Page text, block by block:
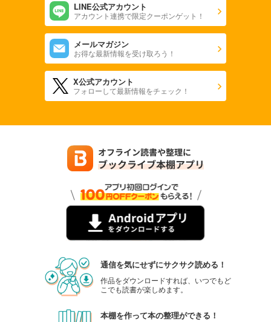
LINE公式アカウント
アカウント連携で限定クーポンゲット！
メールマガジン
お得な最新情報を受け取ろう！
X公式アカウント
フォローして最新情報をチェック！
通信を気にせずにサクサク読める！
作品をダウンロードすれば、いつでもど
こでも読書が楽しめます。
本棚を作って本の整理ができる！